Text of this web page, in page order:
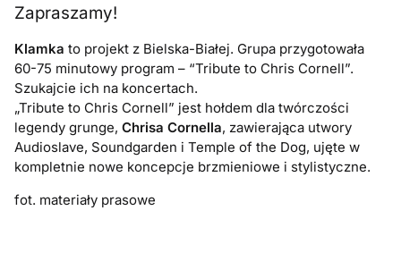
Zapraszamy!
Klamka to projekt z Bielska-Białej. Grupa przygotowała
60-75 minutowy program – “Tribute to Chris Cornell”.
Szukajcie ich na koncertach.
„Tribute to Chris Cornell” jest hołdem dla twórczości
legendy grunge,Chrisa Cornella, zawierająca utwory
Audioslave, Soundgarden i Temple of the Dog, ujęte w
kompletnie nowe koncepcje brzmieniowe i stylistyczne.
fot. materiały prasowe